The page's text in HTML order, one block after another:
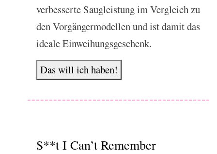
verbesserte Saugleistung im Vergleich zu
den Vorgängermodellen und ist damit das
ideale Einweihungsgeschenk.
Das will ich haben!
S**t I Can’t Remember